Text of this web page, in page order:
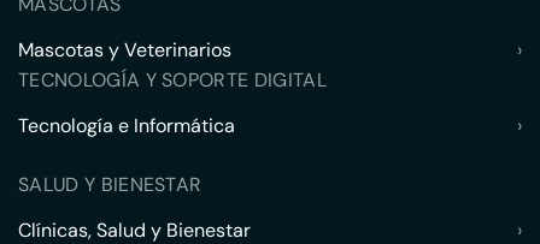
Mascotas y Veterinarios
›
TECNOLOGÍA Y SOPORTE DIGITAL
Tecnología e Informática
›
SALUD Y BIENESTAR
Clínicas, Salud y Bienestar
›